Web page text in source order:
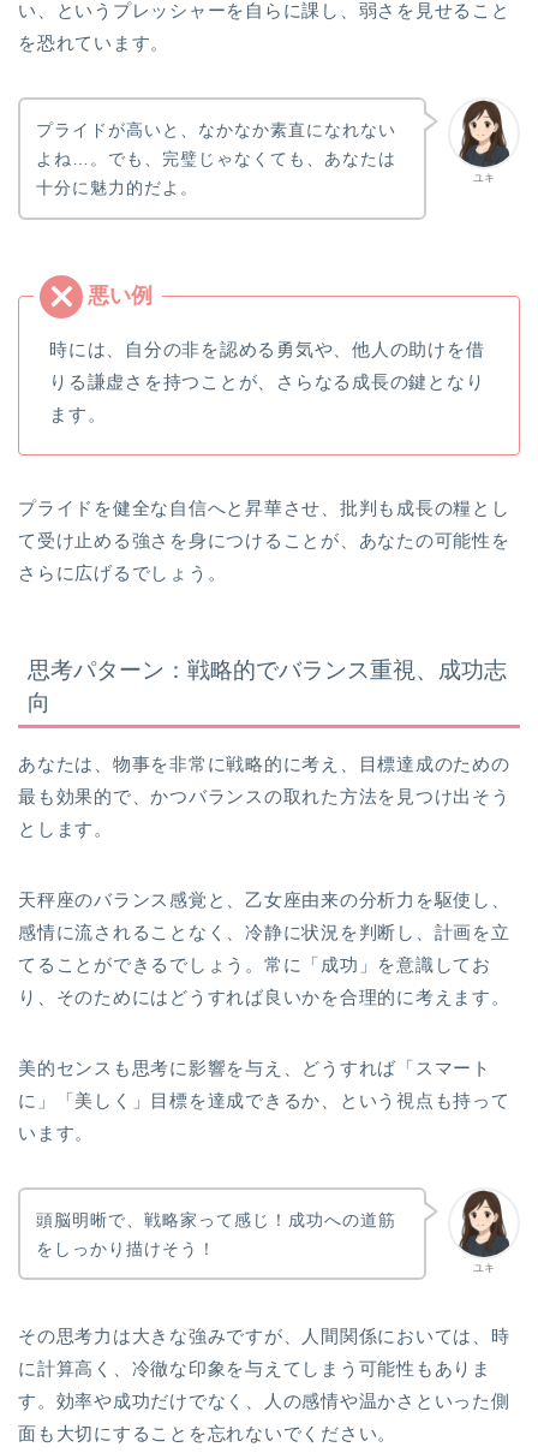
い、というプレッシャーを自らに課し、弱さを見せること
を恐れています。
ユキ
プライドが高いと、なかなか素直になれない
よね…。でも、完璧じゃなくても、あなたは
十分に魅力的だよ。
時には、自分の非を認める勇気や、他人の助けを借
りる謙虚さを持つことが、さらなる成長の鍵となり
ます。
プライドを健全な自信へと昇華させ、批判も成長の糧とし
て受け止める強さを身につけることが、あなたの可能性を
さらに広げるでしょう。
思考パターン：戦略的でバランス重視、成功志
向
あなたは、物事を非常に戦略的に考え、目標達成のための
最も効果的で、かつバランスの取れた方法を見つけ出そう
とします。
天秤座のバランス感覚と、乙女座由来の分析力を駆使し、
感情に流されることなく、冷静に状況を判断し、計画を立
てることができるでしょう。常に「成功」を意識してお
り、そのためにはどうすれば良いかを合理的に考えます。
美的センスも思考に影響を与え、どうすれば「スマート
に」「美しく」目標を達成できるか、という視点も持って
います。
ユキ
頭脳明晰で、戦略家って感じ！成功への道筋
をしっかり描けそう！
その思考力は大きな強みですが、人間関係においては、時
に計算高く、冷徹な印象を与えてしまう可能性もありま
す。効率や成功だけでなく、人の感情や温かさといった側
面も大切にすることを忘れないでください。